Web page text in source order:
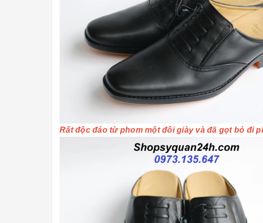
Rất độc đáo từ phom một đôi giày và đã gọt bỏ đi